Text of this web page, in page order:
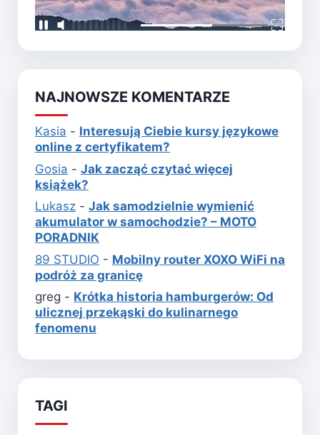
NAJNOWSZE KOMENTARZE
Kasia - Interesują Ciebie kursy językowe
online z certyfikatem?
Gosia - Jak zacząć czytać więcej
książek?
Lukasz - Jak samodzielnie wymienić
akumulator w samochodzie? – MOTO
PORADNIK
89 STUDIO - Mobilny router XOXO WiFi na
podróż za granicę
greg - Krótka historia hamburgerów: Od
ulicznej przekąski do kulinarnego
fenomenu
TAGI